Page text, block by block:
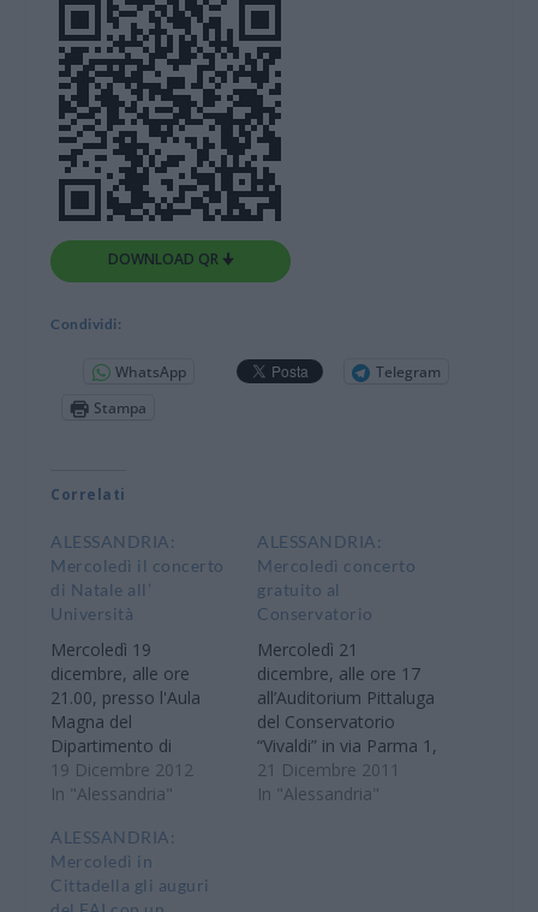
DOWNLOAD QR 🠋
Condividi:
WhatsApp
Telegram
Stampa
Correlati
ALESSANDRIA:
Mercoledì il concerto
di Natale all’
Università
Mercoledì 19
dicembre, alle ore
21.00, presso l'Aula
Magna del
Dipartimento di
Scienze e Innovazione
Tecnologica (via
Alessandria l'Università
propone un Concerto
di Natale. Sul palco il
19 Dicembre 2012
In "Alessandria"
ALESSANDRIA:
Mercoledì concerto
gratuito al
Conservatorio
Mercoledì 21
dicembre, alle ore 17
all’Auditorium Pittaluga
del Conservatorio
“Vivaldi” in via Parma 1,
nell’ambito dei
“Mercoledì del
21 Dicembre 2011
In "Alessandria"
ALESSANDRIA:
Mercoledì in
Cittadella gli auguri